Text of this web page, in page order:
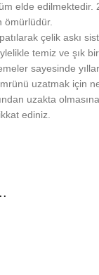
elde edilmektedir.
ömürlüdür.
çelik askı
temiz ve şık
sayesinde
uzatmak için
uzakta
ediniz.